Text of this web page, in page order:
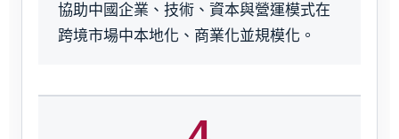
協助中國企業、技術、資本與營運模式在
跨境市場中本地化、商業化並規模化。